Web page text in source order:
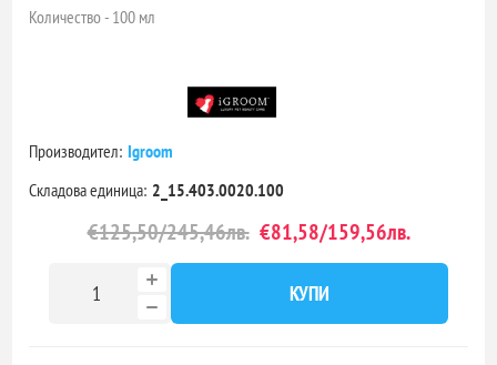
Количество - 100 мл
Производител: Igroom
Складова единица: 2_15.403.0020.100
€125,50/245,46лв. €81,58/159,56лв.
КУПИ